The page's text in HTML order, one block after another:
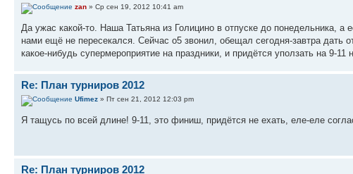
zan » Ср сен 19, 2012 10:41 am
Да ужас какой-то. Наша Татьяна из Голицино в отпуске до понедельника,
нами ещё не пересекался. Сейчас о5 звонил, обещал сегодня-завтра дать
какое-нибудь супермероприятие на праздники, и придётся уползать на 9-11
Re: План турниров 2012
Ufimez » Пт сен 21, 2012 12:03 pm
Я тащусь по всей длине! 9-11, это финиш, придётся не ехать, еле-еле
Re: План турниров 2012